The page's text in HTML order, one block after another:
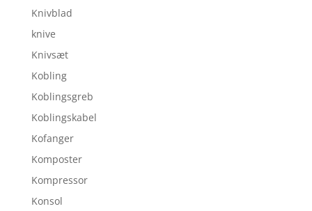
Knivblad
knive
Knivsæt
Kobling
Koblingsgreb
Koblingskabel
Kofanger
Komposter
Kompressor
Konsol